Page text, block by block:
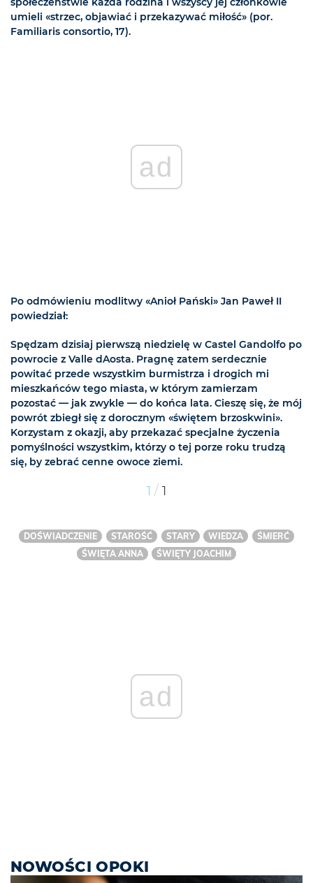
umieli «strzec, objawiać i przekazywać miłość» (por.
Familiaris consortio, 17).
ad
Po odmówieniu modlitwy «Anioł Pański» Jan Paweł II
powiedział:
Spędzam dzisiaj pierwszą niedzielę w Castel Gandolfo po
powrocie z Valle dAosta. Pragnę zatem serdecznie
powitać przede wszystkim burmistrza i drogich mi
mieszkańców tego miasta, w którym zamierzam
pozostać — jak zwykle — do końca lata. Cieszę się, że mój
powrót zbiegł się z dorocznym «świętem brzoskwini».
Korzystam z okazji, aby przekazać specjalne życzenia
pomyślności wszystkim, którzy o tej porze roku trudzą
się, by zebrać cenne owoce ziemi.
1 / 1
DOŚWIADCZENIE STAROŚĆ STARY WIEDZA
ŚMIERĆ
ŚWIĘTA ANNA
ŚWIĘTY JOACHIM
ad
NOWOŚCI OPOKI